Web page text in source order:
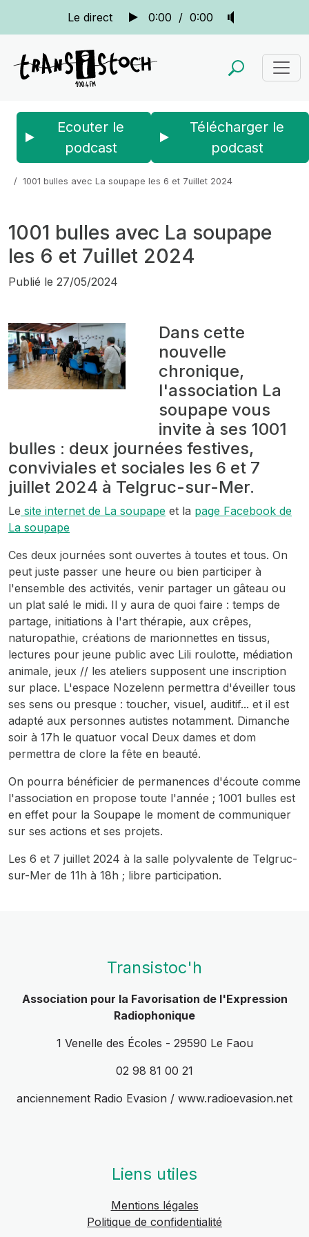
Le direct 0:00 / 0:00
Ecouter le
podcast
Télécharger le
podcast
1001 bulles avec La soupape les 6 et 7uillet 2024
1001 bulles avec La soupape
les 6 et 7uillet 2024
Publié le 27/05/2024
Dans cette
nouvelle
chronique,
l'association La
soupape vous
invite à ses 1001
bulles : deux journées festives,
conviviales et sociales les 6 et 7
juillet 2024 à Telgruc-sur-Mer.
Le site internet de La soupape et la page Facebook de
La soupape
Ces deux journées sont ouvertes à toutes et tous. On
peut juste passer une heure ou bien participer à
l'ensemble des activités, venir partager un gâteau ou
un plat salé le midi. Il y aura de quoi faire : temps de
partage, initiations à l'art thérapie, aux crêpes,
naturopathie, créations de marionnettes en tissus,
lectures pour jeune public avec Lili roulotte, médiation
animale, jeux // les ateliers supposent une inscription
sur place. L'espace Nozelenn permettra d'éveiller tous
ses sens ou presque : toucher, visuel, auditif... et il est
adapté aux personnes autistes notamment. Dimanche
soir à 17h le quatuor vocal Deux dames et dom
permettra de clore la fête en beauté.
On pourra bénéficier de permanences d'écoute comme
l'association en propose toute l'année ; 1001 bulles est
en effet pour la Soupape le moment de communiquer
sur ses actions et ses projets.
Les 6 et 7 juillet 2024 à la salle polyvalente de Telgruc-
sur-Mer de 11h à 18h ; libre participation.
Transistoc'h
Association pour la Favorisation de l'Expression
Radiophonique
1 Venelle des Écoles - 29590 Le Faou
02 98 81 00 21
anciennement Radio Evasion / www.radioevasion.net
Liens utiles
Mentions légales
Politique de confidentialité